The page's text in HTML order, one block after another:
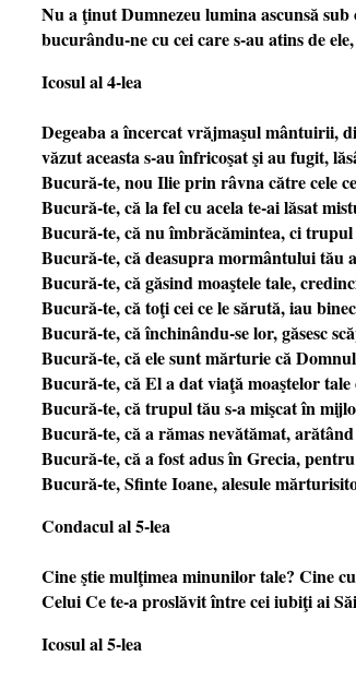
Nu a ţinut Dumnezeu lumina ascunsă
bucurându-ne cu cei care s-au atins de
Icosul al 4-lea
Degeaba a încercat vrăjmaşul mântuirii,
văzut aceasta s-au înfricoşat şi au fugit,
Bucură-te, nou Ilie prin râvna către cele
Bucură-te, că la fel cu acela te-ai lăsat
Bucură-te, că nu îmbrăcămintea, ci
Bucură-te, că deasupra mormântului tău
Bucură-te, că găsind moaştele tale,
Bucură-te, că toţi cei ce le sărută, iau
Bucură-te, că închinându-se lor, găsesc
Bucură-te, că ele sunt mărturie că
Bucură-te, că El a dat viaţă moaştelor
Bucură-te, că trupul tău s-a mişcat în
Bucură-te, că a rămas nevătămat,
Bucură-te, că a fost adus în Grecia,
Bucură-te, Sfinte Ioane, alesule
Condacul al 5-lea
Cine ştie mulţimea minunilor tale? Cine
Celui Ce te-a proslăvit între cei iubiţi ai
Icosul al 5-lea